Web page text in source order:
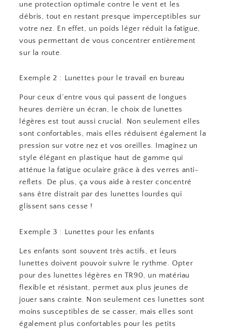
une protection optimale contre le vent et les
débris, tout en restant presque imperceptibles sur
votre nez. En effet, un poids léger réduit la fatigue,
vous permettant de vous concentrer entièrement
sur la route.
Exemple 2 : Lunettes pour le travail en bureau
Pour ceux d’entre vous qui passent de longues
heures derrière un écran, le choix de lunettes
légères est tout aussi crucial. Non seulement elles
sont confortables, mais elles réduisent également la
pression sur votre nez et vos oreilles. Imaginez un
style élégant en plastique haut de gamme qui
atténue la fatigue oculaire grâce à des verres anti-
reflets. De plus, ça vous aide à rester concentré
sans être distrait par des lunettes lourdes qui
glissent sans cesse !
Exemple 3 : Lunettes pour les enfants
Les enfants sont souvent très actifs, et leurs
lunettes doivent pouvoir suivre le rythme. Opter
pour des lunettes légères en TR90, un matériau
flexible et résistant, permet aux plus jeunes de
jouer sans crainte. Non seulement ces lunettes sont
moins susceptibles de se casser, mais elles sont
également plus confortables pour les petits